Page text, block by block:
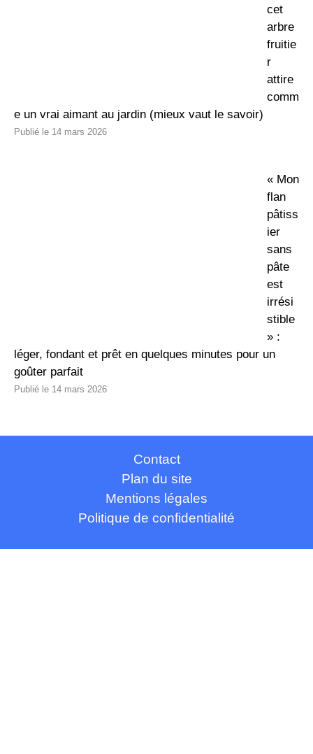
cet
arbre
fruitie
r
attire
comm
e un vrai aimant au jardin (mieux vaut le savoir)
14 mars 2026
« Mon
flan
pâtiss
ier
sans
pâte
est
irrési
stible
» :
léger, fondant et prêt en quelques minutes pour un
goûter parfait
14 mars 2026
Contact
Plan du site
Mentions légales
Politique de confidentialité